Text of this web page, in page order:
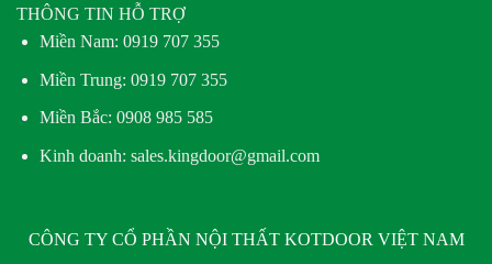
THÔNG TIN HỖ TRỢ
Miền Nam: 0919 707 355
Miền Trung: 0919 707 355
Miền Bắc: 0908 985 585
Kinh doanh: sales.kingdoor@gmail.com
CÔNG TY CỔ PHẦN NỘI THẤT KOTDOOR VIỆT NAM